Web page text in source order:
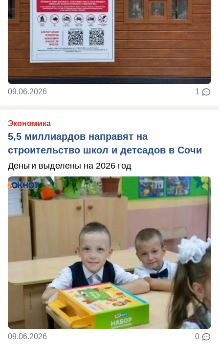
09.06.2026 1
Экономика
5,5 миллиардов направят на
строительство школ и детсадов в Сочи
Деньги выделены на 2026 год
09.06.2026 0